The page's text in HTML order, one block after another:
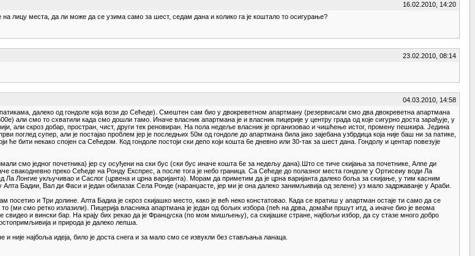
16.02.2010, 14:20
лицу места, да ли може да се узима само за шест, седам дана и колико га је коштало то осигурање?
23.02.2010, 08:14
04.03.2010, 14:58
далеко од гондоле која вози до Сећеде). Смештен сам био у двокреветном апартману (резервисали смо два двокреветна апартмана
али смо то схватили када смо дошли тамо. Иначе власник апартмана је и власник пицерије у центру града од које сигурно доста зарађује, у
али скроз добар, простран, чист, други тек реновиран. На пола недеље власник је организовао и чишћење истог, промену пешкира. Једина
поглед супер, али је постајао проблем јер је последњих 50м од гондоле до апартмана била јако зајебана узбрдица која није баш ни за патике,
бити некако спојен са Сећедом. Код гондоле постоји ски депо који кошта 6е дневно или 30-так за шест дана. Гондолу и центар повезује
смо једног почетника) јер су осуђени на ски бус (ски бус иначе кошта 6е за недељу дана).Што се тиче скијања за почетнике, Алпе ди
свакодневно преко Сећеде на Ронду Експрес, а после тога је небо граница. Са Сећеде до полазног места гондоле у Ортисеиу води Ла
Лонгие укључивао и Саслог (црвена и црна варијанта). Морам да приметим да је црна варијанта далеко боља за скијање, у тим касним
Бадии, Вал ди Фаси и један обилазак Села Ронде (наранџасте, јер ми је она далеко занимљивија од зелене) уз мало задржаванје у Араби.
и Три долине. Алта Бадиа је скроз скијашко место, како је већ неко констатовао. Када се вратиш у апартман остаје ти само да се
смо ретко излазили). Пицерија власника апартмана је један од бољих избора (пећ на дрва, домаћи пршут итд, а иначе био је веома
и вински бар. На крају бих рекао да је Француска (по мом мишљењу), са скијашке стране, најбољи избор, да су стазе много добро
и природа је далеко лепша.
најбоља идеја, било је доста снега и за мало смо се извукли без стављања ланаца.